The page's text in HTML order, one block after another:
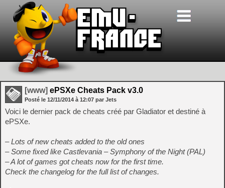
[www] ePSXe Cheats Pack v3.0
Posté le 12/11/2014 à 12:07 par Jets
Voici le dernier pack de cheats créé par Gladiator et destiné à
ePSXe.
– Lots of new cheats added to the old ones
– Some fixed like Castlevania – Symphony of the Night (PAL)
– A lot of games got cheats now for the first time.
Check the changelog for the full list of changes.